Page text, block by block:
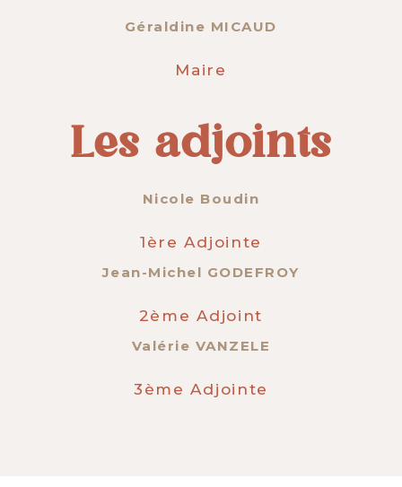
Géraldine MICAUD
Maire
Les adjoints
Nicole Boudin
1ère Adjointe
Jean-Michel GODEFROY
2ème Adjoint
Valérie VANZELE
3ème Adjointe